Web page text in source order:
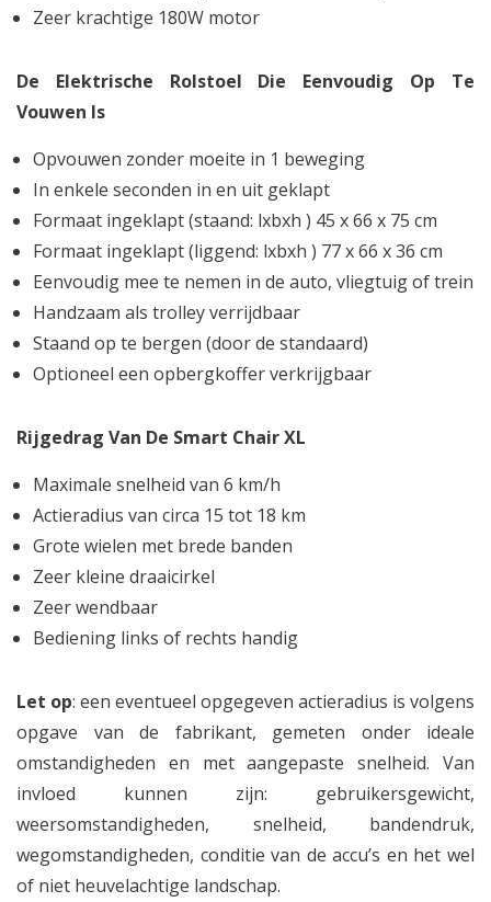
Zeer krachtige 180W motor
De Elektrische Rolstoel Die Eenvoudig Op Te
Vouwen Is
Opvouwen zonder moeite in 1 beweging
In enkele seconden in en uit geklapt
Formaat ingeklapt (staand: lxbxh ) 45 x 66 x 75 cm
Formaat ingeklapt (liggend: lxbxh ) 77 x 66 x 36 cm
Eenvoudig mee te nemen in de auto, vliegtuig of trein
Handzaam als trolley verrijdbaar
Staand op te bergen (door de standaard)
Optioneel een opbergkoffer verkrijgbaar
Rijgedrag Van De Smart Chair XL
Maximale snelheid van 6 km/h
Actieradius van circa 15 tot 18 km
Grote wielen met brede banden
Zeer kleine draaicirkel
Zeer wendbaar
Bediening links of rechts handig
Let op: een eventueel opgegeven actieradius is volgens
opgave van de fabrikant, gemeten onder ideale
omstandigheden en met aangepaste snelheid. Van
invloed kunnen zijn: gebruikersgewicht,
weersomstandigheden, snelheid, bandendruk,
wegomstandigheden, conditie van de accu’s en het wel
of niet heuvelachtige landschap.